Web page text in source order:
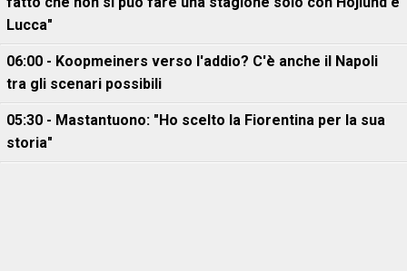
Lucca"
06:00 - Koopmeiners verso l'addio? C'è anche il Napoli
tra gli scenari possibili
05:30 - Mastantuono: "Ho scelto la Fiorentina per la sua
storia"